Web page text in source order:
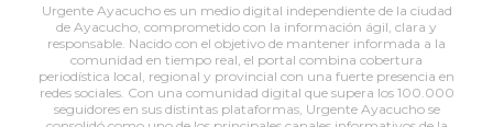
Urgente Ayacucho es un medio digital independiente de la ciudad
de Ayacucho, comprometido con la información ágil, clara y
responsable. Nacido con el objetivo de mantener informada a la
comunidad en tiempo real, el portal combina cobertura
periodística local, regional y provincial con una fuerte presencia en
redes sociales. Con una comunidad digital que supera los 100.000
seguidores en sus distintas plataformas, Urgente Ayacucho se